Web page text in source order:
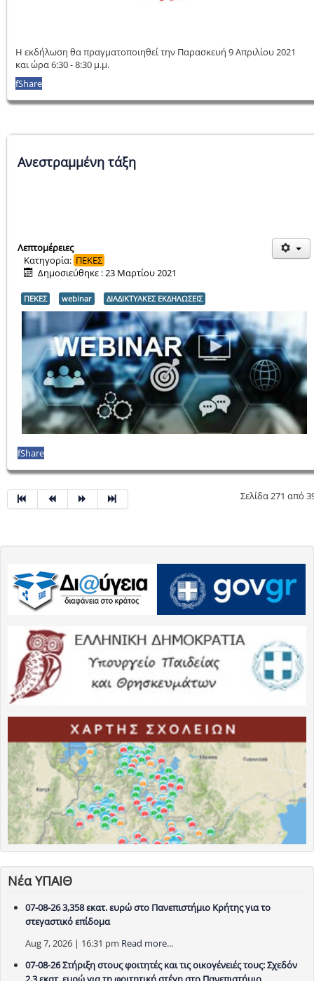
Η εκδήλωση θα πραγματοποιηθεί την Παρασκευή 9 Απριλίου 2021
και ώρα 6:30 - 8:30 μ.μ.
fShare
Ανεστραμμένη τάξη
Λεπτομέρειες
Κατηγορία: ΠΕΚΕΣ
Δημοσιεύθηκε : 23 Μαρτίου 2021
ΠΕΚΕΣ webinar ΔΙΑΔΙΚΤΥΑΚΕΣ ΕΚΔΗΛΩΣΕΙΣ
fShare
Σελίδα 271 από
Νέα ΥΠΑΙΘ
07-08-26 3,358 εκατ. ευρώ στο Πανεπιστήμιο Κρήτης για το
στεγαστικό επίδομα
Aug 7, 2026 | 16:31 pm Read more...
07-08-26 Στήριξη στους φοιτητές και τις οικογένειές τους: Σχεδόν